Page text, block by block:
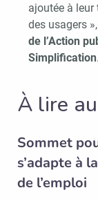
ajoutée à leur
des usagers
de l’Action
Simplification.
À lire
Sommet
s’adapte à
de l’emploi